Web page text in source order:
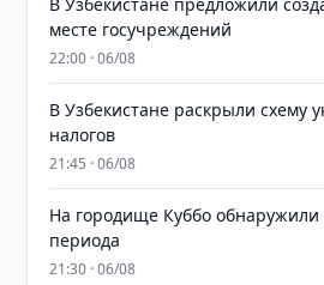
месте госучреждений
22:00 · 06/08
В Узбекистане раскрыли схему
налогов
21:45 · 06/08
На городище Куббо обнаружили
периода
21:30 · 06/08